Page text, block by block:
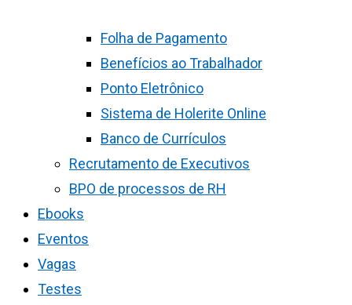
Folha de Pagamento
Benefícios ao Trabalhador
Ponto Eletrônico
Sistema de Holerite Online
Banco de Currículos
Recrutamento de Executivos
BPO de processos de RH
Ebooks
Eventos
Vagas
Testes